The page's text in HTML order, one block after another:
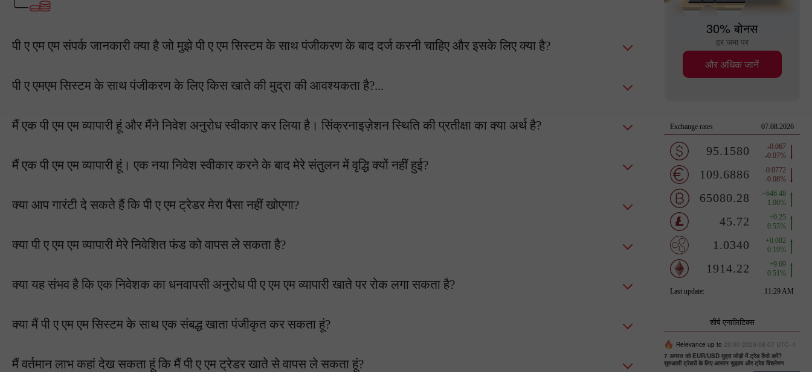
पी ए एम एम संपर्क जानकारी क्या है जो मुझे पी ए एम सिस्टम के साथ पंजीकरण के बाद दर्ज करनी चाहिए और इसके लिए क्या है?
पी ए एमएम सिस्टम के साथ पंजीकरण के लिए किस खाते की मुद्रा की आवश्यकता है?...
मैं एक पी एम एम व्यापारी हूं और मैंने निवेश अनुरोध स्वीकार कर लिया है। सिंक्रनाइज़ेशन स्थिति की प्रतीक्षा का क्या अर्थ है?
मैं एक पी एम एम व्यापारी हूं। एक नया निवेश स्वीकार करने के बाद मेरे संतुलन में वृद्धि क्यों नहीं हुई?
क्या आप गारंटी दे सकते हैं कि पी ए एम ट्रेडर मेरा पैसा नहीं खोएगा?
क्या पी ए एम एम व्यापारी मेरे निवेशित फंड को वापस ले सकता है?
क्या यह संभव है कि एक निवेशक का धनवापसी अनुरोध पी ए एम एम व्यापारी खाते पर रोक लगा सकता है?
क्या मैं पी ए एम एम सिस्टम के साथ एक संबद्ध खाता पंजीकृत कर सकता हूं?
मैं वर्तमान लाभ कहां देख सकता हूं कि मैं पी ए एम ट्रेडर खाते से वापस ले सकता हूं?
30% बोनस
हर जमा पर
और अधिक जानें
शीर्ष एनालिटिक्स
Relevance up to 23:00 2026-08-07 UTC--4
7 अगस्त को EUR/USD मुद्रा जोड़ी में ट्रेड कैसे करें?
शुरुआती ट्रेडरों के लिए आसान सुझाव और ट्रेड विश्लेषण